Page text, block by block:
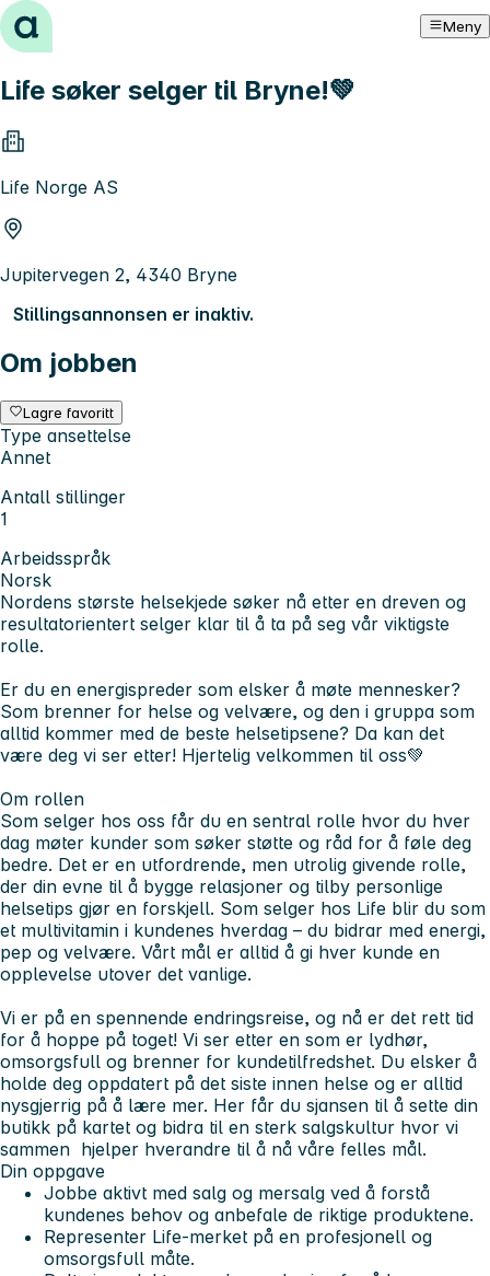
Hopp til innhold Meny
Life søker selger til Bryne!💚
Life Norge AS
Jupitervegen 2, 4340 Bryne
Stillingsannonsen er inaktiv.
Om jobben
Lagre favoritt
Type ansettelse
Annet
Antall stillinger
1
Arbeidsspråk
Norsk
Nordens største helsekjede søker nå etter en dreven og
resultatorientert selger klar til å ta på seg vår viktigste
rolle.
Er du en energispreder som elsker å møte mennesker?
Som brenner for helse og velvære, og den i gruppa som
alltid kommer med de beste helsetipsene? Da kan det
være deg vi ser etter! Hjertelig velkommen til oss💚
Om rollen
Som selger hos oss får du en sentral rolle hvor du hver
dag møter kunder som søker støtte og råd for å føle deg
bedre. Det er en utfordrende, men utrolig givende rolle,
der din evne til å bygge relasjoner og tilby personlige
helsetips gjør en forskjell. Som selger hos Life blir du som
et multivitamin i kundenes hverdag – du bidrar med energi,
pep og velvære. Vårt mål er alltid å gi hver kunde en
opplevelse utover det vanlige.
Vi er på en spennende endringsreise, og nå er det rett tid
for å hoppe på toget! Vi ser etter en som er lydhør,
omsorgsfull og brenner for kundetilfredshet. Du elsker å
holde deg oppdatert på det siste innen helse og er alltid
nysgjerrig på å lære mer. Her får du sjansen til å sette din
butikk på kartet og bidra til en sterk salgskultur hvor vi
sammen hjelper hverandre til å nå våre felles mål.
Din oppgave
Jobbe aktivt med salg og mersalg ved å forstå
kundenes behov og anbefale de riktige produktene.
Representer Life-merket på en profesjonell og
omsorgsfull måte.